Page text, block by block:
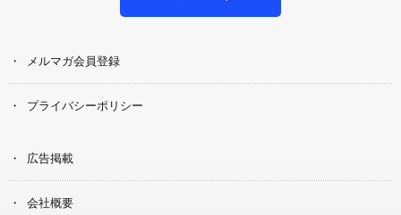
メルマガ会員登録
プライバシーポリシー
広告掲載
会社概要